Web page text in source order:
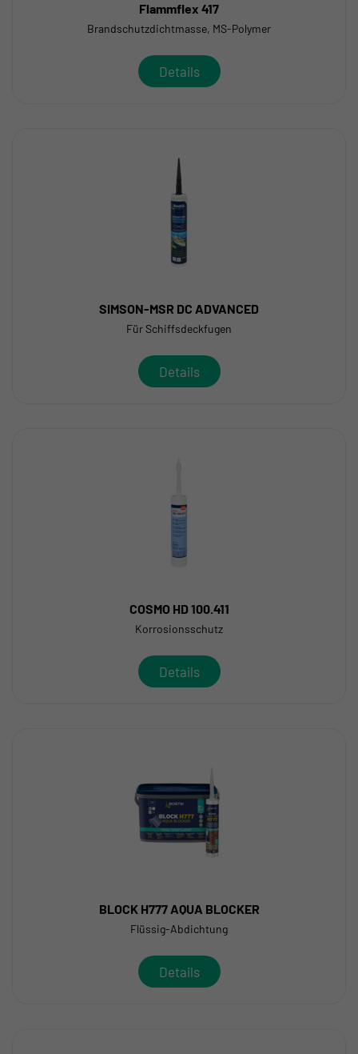
Flammflex 417
Brandschutzdichtmasse, MS-Polymer
Details
SIMSON-MSR DC ADVANCED
Für Schiffsdeckfugen
Details
COSMO HD 100.411
Korrosionsschutz
Details
BLOCK H777 AQUA BLOCKER
Flüssig-Abdichtung
Details